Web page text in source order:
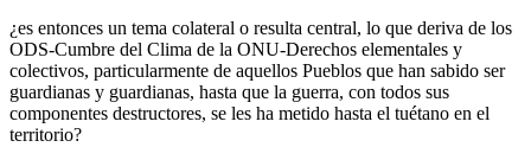
¿es entonces un tema colateral o resulta central, lo que deriva de los
ODS-Cumbre del Clima de la ONU-Derechos elementales y
colectivos, particularmente de aquellos Pueblos que han sabido ser
guardianas y guardianas, hasta que la guerra, con todos sus
componentes destructores, se les ha metido hasta el tuétano en el
territorio?